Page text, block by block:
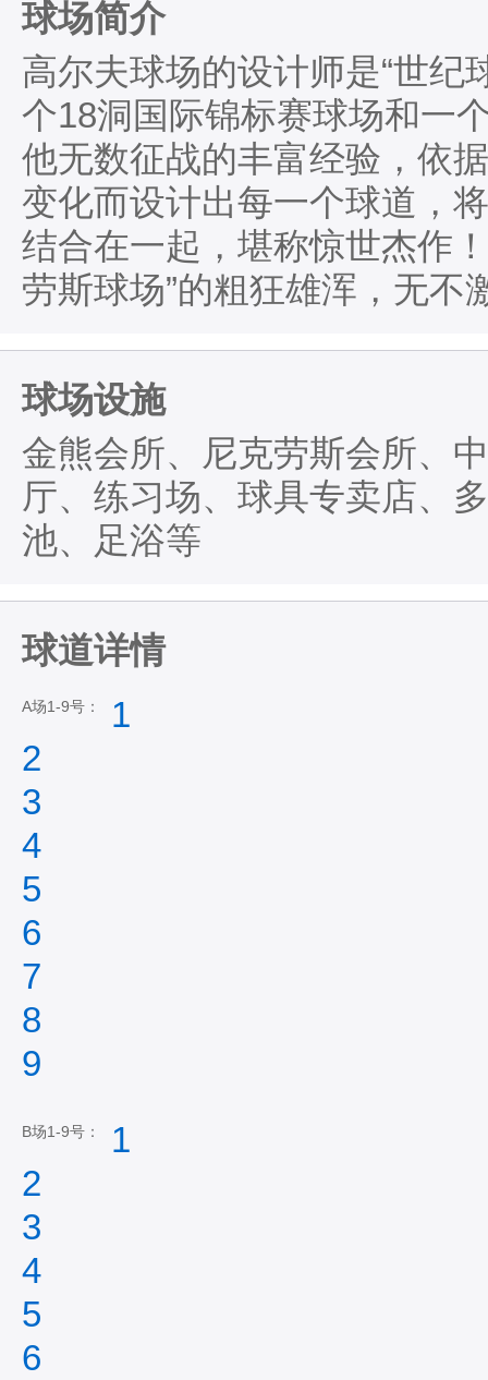
球场简介
高尔夫球场的设计师是“世纪
个18洞国际锦标赛球场和一
他无数征战的丰富经验，依
变化而设计出每一个球道，
结合在一起，堪称惊世杰作
劳斯球场”的粗狂雄浑，无
球场设施
金熊会所、尼克劳斯会所、
厅、练习场、球具专卖店、
池、足浴等
球道详情
A场1-9号：
1
2
3
4
5
6
7
8
9
B场1-9号：
1
2
3
4
5
6